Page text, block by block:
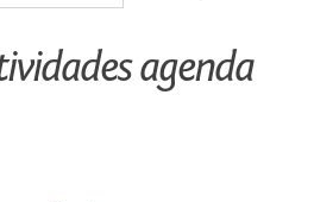
agenda